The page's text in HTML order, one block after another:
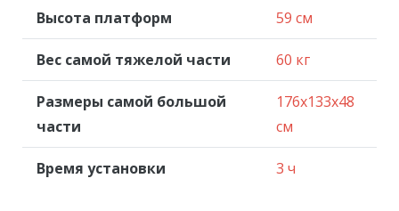
Высота платформ 59 см
Вес самой тяжелой части 60 кг
Размеры самой большой
части
176x133x48
см
Время установки 3 ч